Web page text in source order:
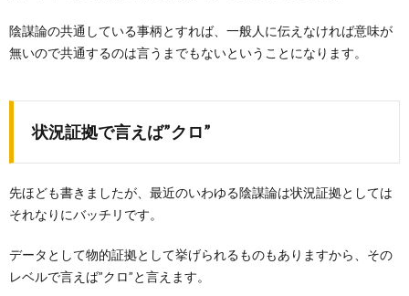
陰謀論の共通している事柄とすれば、一般人に伝えなければ意味が
無いので共通するのは言うまでもないということになります。
状況証拠で言えば”クロ”
先ほども書きましたが、最近のいわゆる陰謀論は状況証拠としては
それなりにバッチリです。
データとして物的証拠として挙げられるものもありますから、その
レベルで言えば”クロ”と言えます。